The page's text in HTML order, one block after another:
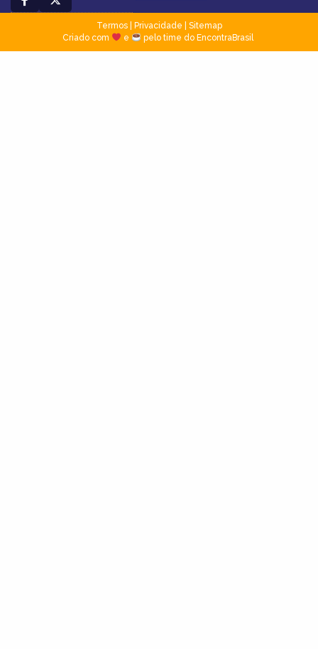
Termos| Privacidade
Sitemap
Criado com
e pelo time do EncontraBrasil